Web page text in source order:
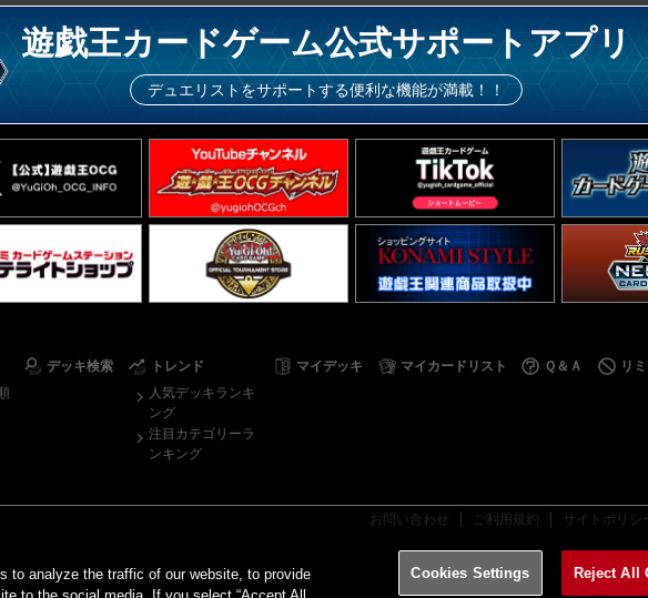
遊戯王カードゲーム公式サポートアプリ
デュエリストをサポートする便利な機能が満載！！
デッキ検索
トレンド
人気デッキランキ
ング
注目カテゴリーラ
ンキング
マイデッキ マイカードリスト Ｑ＆Ａ リ
お問い合わせ ご利用規約 サイトポリシ
to analyze the traffic of our website, to provide
Cookies Settings Reject All